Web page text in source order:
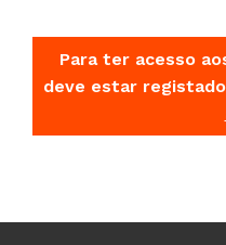
Para ter acesso
deve estar